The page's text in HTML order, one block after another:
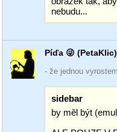
nebudu...
Píďa 😜 (PetaKlic)
- že jednou
sidebar
by měl být